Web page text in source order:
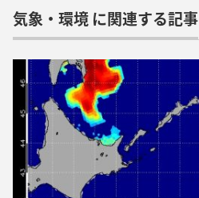
気象・環境 に関連する記事